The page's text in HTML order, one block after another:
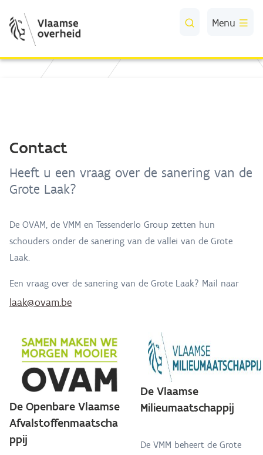
Skip to Main Content
Menu
Contact
Heeft u een vraag over de sanering van de
Grote Laak?
De OVAM, de VMM en Tessenderlo Group zetten hun
schouders onder de sanering van de vallei van de Grote
Laak.
Een vraag over de sanering van de Grote Laak? Mail naar
laak@ovam.be
De Openbare Vlaamse
Afvalstoffenmaatscha
ppij
De Vlaamse
Milieumaatschappij
De VMM beheert de Grote